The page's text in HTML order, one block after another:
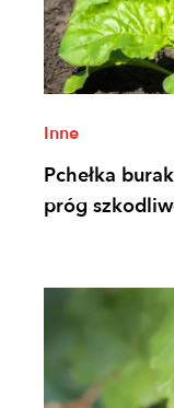
Inne
Pchełka
próg